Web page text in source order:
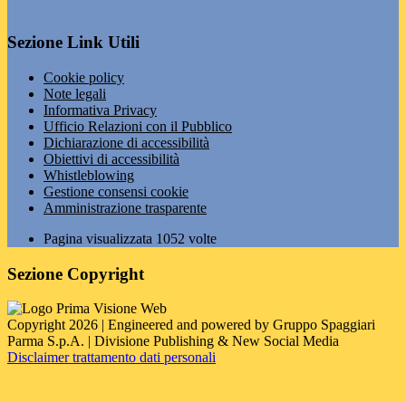
Sezione Link Utili
Cookie policy
Note legali
Informativa Privacy
Ufficio Relazioni con il Pubblico
Dichiarazione di accessibilità
Obiettivi di accessibilità
Whistleblowing
Gestione consensi cookie
Amministrazione trasparente
Pagina visualizzata 1052 volte
Sezione Copyright
Copyright 2026 | Engineered and powered by Gruppo Spaggiari
Parma S.p.A. | Divisione Publishing & New Social Media
Disclaimer trattamento dati personali